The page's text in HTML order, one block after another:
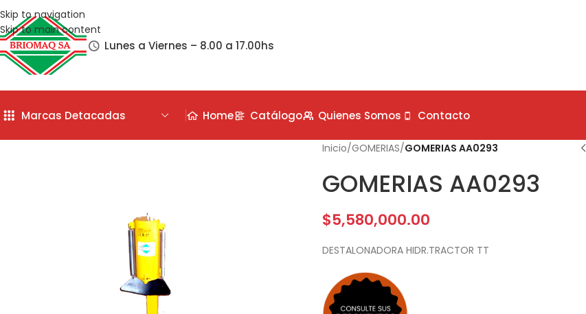
Skip to navigation
Skip to main content
Lunes a Viernes – 8.00 a 17.00hs
Marcas Detacadas Home Catálogo Quienes Somos Contacto
Inicio/GOMERIAS/GOMERIAS AA0293
GOMERIAS AA0293
$5,580,000.00
DESTALONADORA HIDR.TRACTOR TT